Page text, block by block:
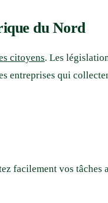
du Nord
citoyens. Les
entreprises qui
facilement vos tâches